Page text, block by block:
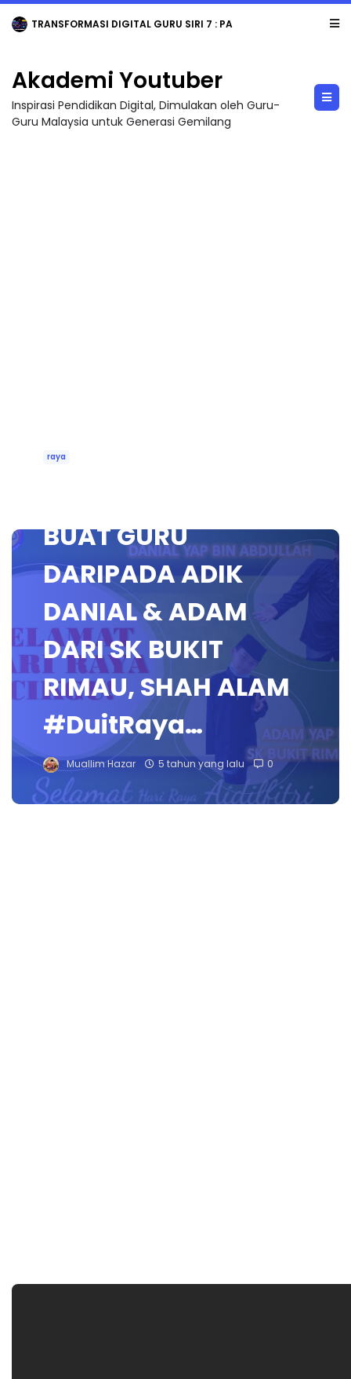
TRANSFORMASI DIGITAL GURU SIRI 7 : PAHLAWAN DIGITAL PENYELAMAT DUNIA
Akademi Youtuber
Inspirasi Pendidikan Digital, Dimulakan oleh Guru-
Guru Malaysia untuk Generasi Gemilang
raya
BUAT GURU
DARIPADA ADIK
DANIAL & ADAM
DARI SK BUKIT
RIMAU, SHAH ALAM
#DuitRaya…
Muallim Hazar 5 tahun yang lalu 0